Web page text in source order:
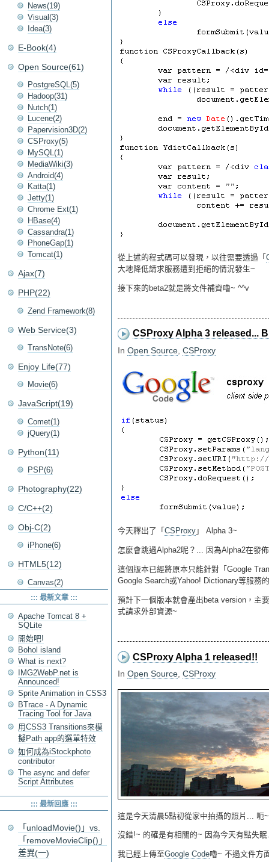
從上述的程式碼可以發現，以往需要透過「
大地降低請求服務遭到拒絕的情況發生~
接下來的beta2就是將文件補齊嚕~ ^^v
CSProxy Alpha 3 released...
In Open Source, CSProxy
今天釋出了「 CSProxy 」 Alpha 3~
怎麼會跳過Alpha2呢？... 因為Alpha2在發
這個版本已經將原本只能針對「Google
Google Search或Yahoo! Dictionary等服務
預計下一個版本就會產出beta version，主
式請求外部資源~
CSProxy Alpha 1 released!!
In Open Source, CSProxy
這是今天清晨5點初從家中拍攝的照片... 呃
沒錯!~ 的確是有相關的~ 因為今天有點失
我已經上傳至Google Code嚕~ 不過文件方
News(19)
Visual(3)
Idea(3)
E-Book(4)
Open Source(61)
PostgreSQL(5)
Hadoop(31)
Nutch(1)
Lucene(2)
Papervision3D(2)
CSProxy(5)
MySQL(1)
MediaWiki(3)
Android(4)
Katta(1)
Jetty(1)
Chrome Ext(1)
HBase(4)
Cassandra(1)
PhoneGap(1)
Tomcat(1)
Ajax(7)
PHP(22)
Zend Framework(8)
Web Service(3)
TransNote(6)
Enjoy Life(77)
Movie(6)
JavaScript(19)
Comet(1)
jQuery(1)
Python(11)
PSP(6)
Photography(22)
C/C++(2)
Obj-C(2)
iPhone(6)
HTML5(12)
Canvas(2)
::: 最新文章 :::
Apache Tomcat 8 +
SQLite
開始吧!
Bohol island
What is next?
IMG2WebP.net is
Announced!
Sprite Animation in CSS3
BTrace - A Dynamic
Tracing Tool for Java
用CSS3 Transitions來模
擬Path app的選單特效
如何成為iStockphoto
contributor
The async and defer
Script Attributes
::: 最新回應 :::
「unloadMovie()」vs.
「removeMovieClip()」
差異(一)